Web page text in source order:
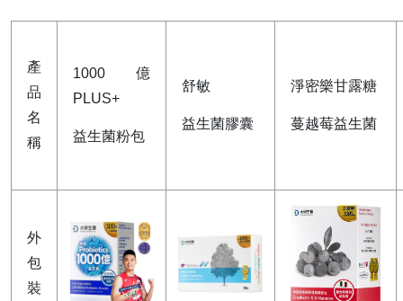
產
品
名
稱
1000億
PLUS+
益生菌粉包
舒敏
益生菌膠囊
淨密樂甘露糖
蔓越莓益生菌
外
包
裝